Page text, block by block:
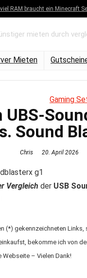
RAM braucht ein Minecraft
mieten durch
Mieten
Gaming
UBS-
Sound
Chris 20. April 2026
Vergleich der USB
(*) gekennzeichneten
bekomme ich von
Webseite – Vielen Dank!